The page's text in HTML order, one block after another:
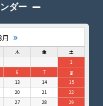
ダー
»
木 金
土
1
6 7
8
13 14
15
20 21
22
27 28
29